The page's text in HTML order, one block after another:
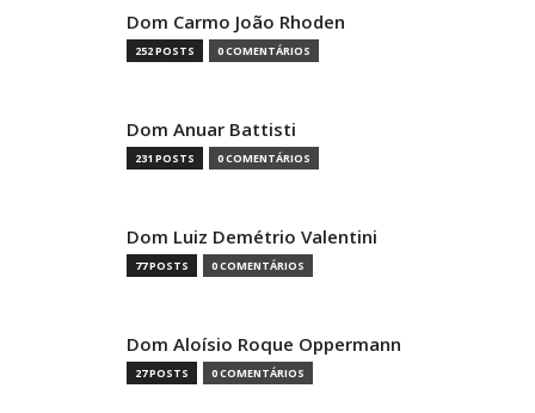
Dom Carmo João Rhoden
252 POSTS 0 COMENTÁRIOS
Dom Anuar Battisti
231 POSTS 0 COMENTÁRIOS
Dom Luiz Demétrio Valentini
77 POSTS 0 COMENTÁRIOS
Dom Aloísio Roque Oppermann
27 POSTS 0 COMENTÁRIOS